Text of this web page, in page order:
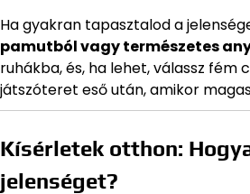
Ha gyakran tapasztalod a
pamutból vagy természetes
ruhákba, és, ha lehet, válassz fém
játszóteret eső után, amikor
Kísérletek otthon:
jelenséget?